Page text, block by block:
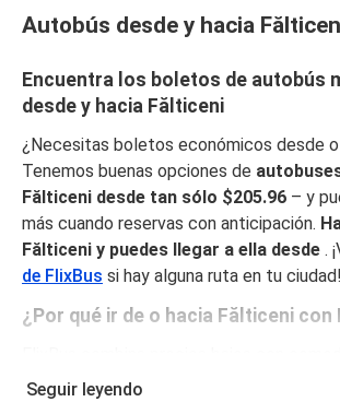
Autobús desde y hacia
Encuentra los boletos de autobús
desde y hacia Fălticeni
¿Necesitas boletos económicos desde
Tenemos buenas opciones de
Fălticeni desde tan sólo $205.96 – y
más cuando reservas con anticipación.
Fălticeni y puedes llegar a ella desde .
de FlixBus si hay alguna ruta en tu ciudad!
¿Por qué ir de o hacia Fălticeni con
proporcionar la mejor experiencia de viaje
Seguir leyendo